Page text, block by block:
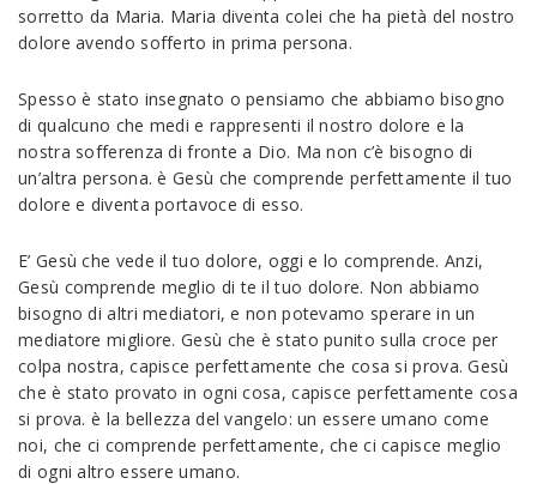
sorretto da Maria. Maria diventa colei che ha pietà del nostro
dolore avendo sofferto in prima persona.
Spesso è stato insegnato o pensiamo che abbiamo bisogno
di qualcuno che medi e rappresenti il nostro dolore e la
nostra sofferenza di fronte a Dio. Ma non c’è bisogno di
un’altra persona. è Gesù che comprende perfettamente il tuo
dolore e diventa portavoce di esso.
E’ Gesù che vede il tuo dolore, oggi e lo comprende. Anzi,
Gesù comprende meglio di te il tuo dolore. Non abbiamo
bisogno di altri mediatori, e non potevamo sperare in un
mediatore migliore. Gesù che è stato punito sulla croce per
colpa nostra, capisce perfettamente che cosa si prova. Gesù
che è stato provato in ogni cosa, capisce perfettamente cosa
si prova. è la bellezza del vangelo: un essere umano come
noi, che ci comprende perfettamente, che ci capisce meglio
di ogni altro essere umano.